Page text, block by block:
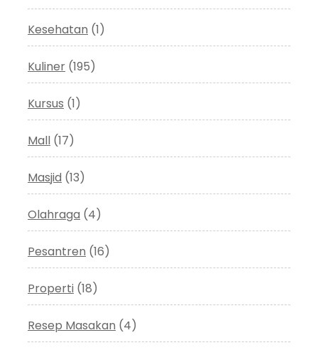
Kesehatan (1)
Kuliner (195)
Kursus (1)
Mall (17)
Masjid (13)
Olahraga (4)
Pesantren (16)
Properti (18)
Resep Masakan (4)